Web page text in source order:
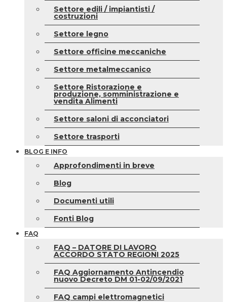
Settore edili / impiantisti /
costruzioni
Settore legno
Settore officine meccaniche
Settore metalmeccanico
Settore Ristorazione e
produzione, somministrazione e
vendita Alimenti
Settore saloni di acconciatori
Settore trasporti
BLOG E INFO
Approfondimenti in breve
Blog
Documenti utili
Fonti Blog
FAQ
FAQ – DATORE DI LAVORO
ACCORDO STATO REGIONI 2025
FAQ Aggiornamento Antincendio
nuovo Decreto DM 01-02/09/2021
FAQ campi elettromagnetici